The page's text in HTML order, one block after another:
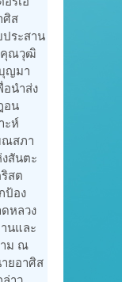
ศิส
ระสาน
คุณวุฒิ
ญมา
อนำส่ง
อน
ะห์
ณสภา
สันตะ
สต
ป้อง
หลวง
นและ
ม ณ
ยอาศิส